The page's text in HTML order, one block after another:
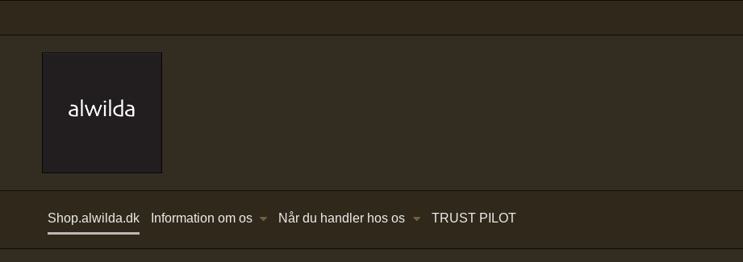
Shop.alwilda.dk Information om os Når du handler hos os TRUST PILOT